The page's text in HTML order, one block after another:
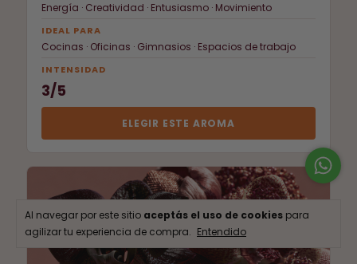
Al navegar por este sitio aceptás el uso de cookies para
agilizar tu experiencia de compra. Entendido
Energía · Creatividad · Entusiasmo · Movimiento
IDEAL PARA
Cocinas · Oficinas · Gimnasios · Espacios de trabajo
INTENSIDAD
3/5
ELEGIR ESTE AROMA